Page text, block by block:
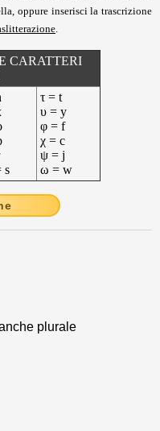
oppure inserisci la trascrizione
CARATTERI
s
τ = t
υ = y
φ = f
χ = c
ψ = j
ω = w
plurale